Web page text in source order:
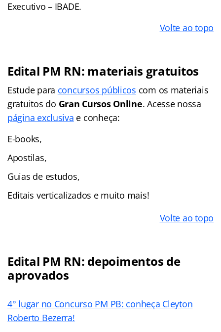
Executivo – IBADE.
Volte ao topo
Edital PM RN: materiais gratuitos
Estude para concursos públicos com os materiais
gratuitos do Gran Cursos Online. Acesse nossa
página exclusiva e conheça:
E-books,
Apostilas,
Guias de estudos,
Editais verticalizados e muito mais!
Volte ao topo
Edital PM RN: depoimentos de
aprovados
4° lugar no Concurso PM PB: conheça Cleyton
Roberto Bezerra!